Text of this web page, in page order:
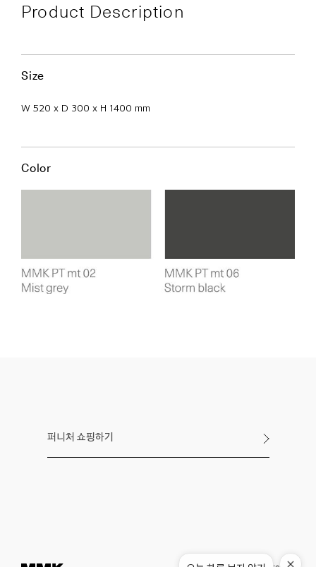
Product Description
Size
W 520 x D 300 x H 1400 mm
Color
퍼니처 쇼핑하기